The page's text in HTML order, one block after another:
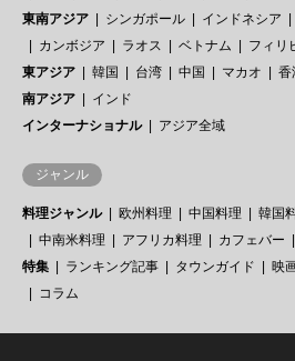
東南アジア
シンガポール インドネシア
カンボジア
ラオス ベトナム
フィリ
東アジア
韓国 台湾 中国 マカオ
香
南アジア
インド
インターナショナル
アジア全域
ジャンル
料理ジャンル 欧州料理 中国料理 韓国
中南米料理
アフリカ料理 カフェバー
特集
ランキング記事 タウンガイド 映
コラム